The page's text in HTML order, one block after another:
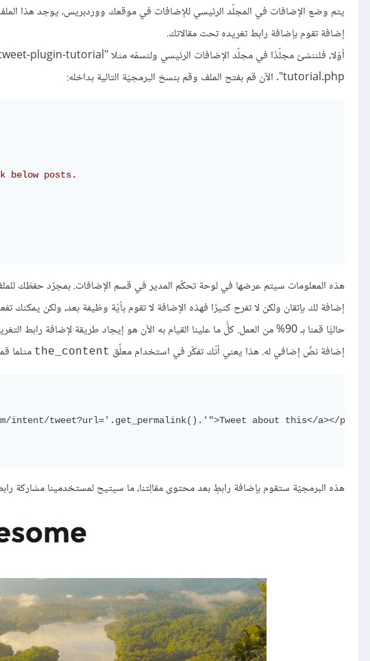
إضافة تقوم بإضافة رابط تغريده تحت مقالاتك.
tutorial.php". الآن قم بفتح الملف وقم بنسخ البرمجيّة التالية بداخله:
below posts.
هذه المعلومات سيتم عرضها في لوحة تحكّم المدير في قسم الإضافات. بمجرّد حفظك
إضافة لك بإتقان ولكن لا تفرح كثيرًا فهذه الإضافة لا تقوم بأيّة وظيفة بعد، ولكن يمكنك
حاليًّا قمنا بـ 90% من العمل. كلُّ ما علينا القيام به الآن هو إيجاد طريقة
إضافة نصٍّ إضافي له. هذا يعني أنّك تفكّر في استخدام معلِّق the_content مثلما
tweet?url='.get_permalink().'">Tweet about this</a></p>';
هذه البرمجيّة ستقوم بإضافة رابطٍ بعد محتوى مقالِتنا، ما سيتيح لمستخدمينا مشاركة